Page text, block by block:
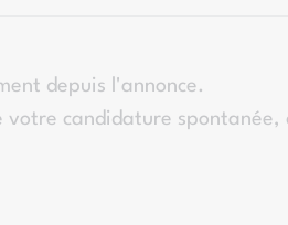
depuis l'annonce.
candidature spontanée,